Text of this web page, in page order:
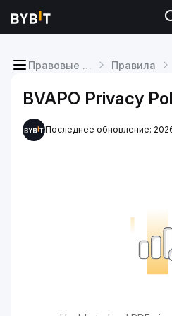
Правовые положения Правила
BVAPO Privacy
Последнее обновление: